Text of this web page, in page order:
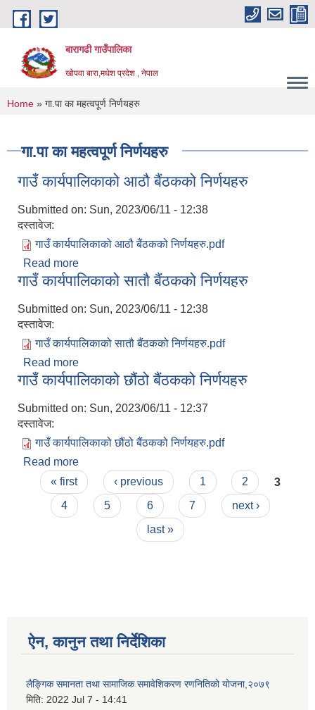
Skip to main content
बारागढी गाउँपालिका
खोपवा बारा,मधेश प्रदेश , नेपाल
You are here
Home » गा.पा का महत्वपूर्ण निर्णयहरु
गा.पा का महत्वपूर्ण निर्णयहरु
गाउँ कार्यपालिकाको आठौ बैंठकको निर्णयहरु
Submitted on: Sun, 2023/06/11 - 12:38
दस्तावेज:
गाउँ कार्यपालिकाको आठौ बैंठकको निर्णयहरु.pdf
Read more
गाउँ कार्यपालिकाको सातौ बैंठकको निर्णयहरु
Submitted on: Sun, 2023/06/11 - 12:38
दस्तावेज:
गाउँ कार्यपालिकाको सातौ बैंठकको निर्णयहरु.pdf
Read more
गाउँ कार्यपालिकाको छौंठो बैंठकको निर्णयहरु
Submitted on: Sun, 2023/06/11 - 12:37
दस्तावेज:
गाउँ कार्यपालिकाको छौंठो बैंठकको निर्णयहरु.pdf
Read more
Pages
« first ‹ previous 1 2
3
4
5 6 7
next ›
last »
ऐन, कानुन तथा निर्देशिका
लैङ्गिक समानता तथा सामाजिक समावेशिकरण रणनितिको योजना,२०७९
मिति: 2022 Jul 7 - 14:41